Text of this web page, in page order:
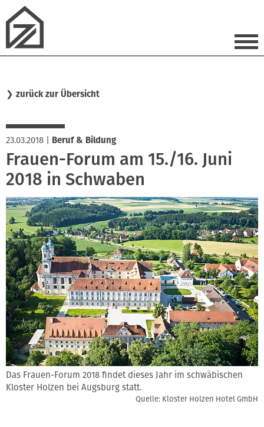
❯ zurück zur Übersicht
23.03.2018 Beruf & Bildung
Frauen-Forum am 15./16. Juni
2018 in Schwaben
Das Frauen-Forum 2018 findet dieses Jahr im schwäbischen
Kloster Holzen bei Augsburg statt.
Quelle: Kloster Holzen Hotel GmbH